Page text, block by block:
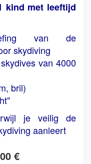
kind met leeftijd
van de
skydiving
van 4000
bril)
je veilig de
aanleert
€